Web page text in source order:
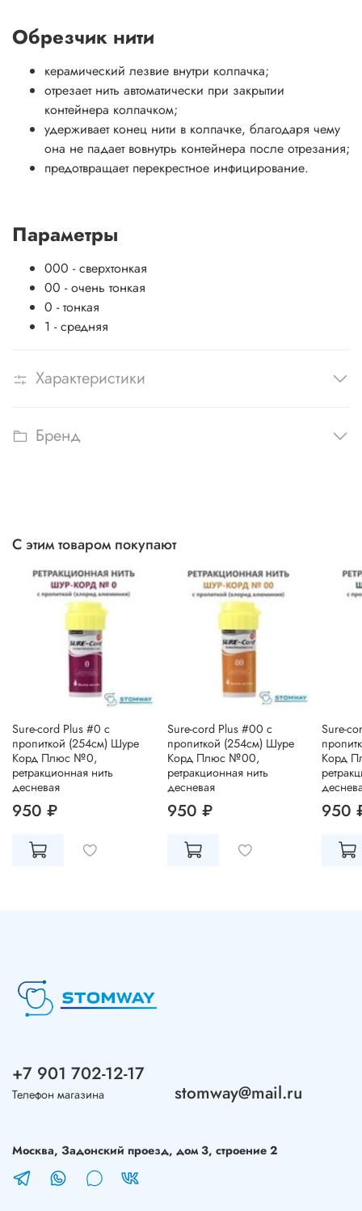
Обрезчик нити
керамический лезвие внутри колпачка;
отрезает нить автоматически при закрытии
контейнера колпачком;
удерживает конец нити в колпачке, благодаря чему
она не падает вовнутрь контейнера после отрезания;
предотвращает перекрестное инфицирование.
Параметры
000 - сверхтонкая
00 - очень тонкая
0 - тонкая
1 - средняя
Характеристики
Бренд
С этим товаром покупают
Sure-cord Plus #0 с
пропиткой (254см) Шуре
Корд Плюс №0,
ретракционная нить
десневая
950 ₽
Sure-cord Plus #00 с
пропиткой (254см) Шуре
Корд Плюс №00,
ретракционная нить
десневая
950 ₽
Sure-
Корд
950
+7 901 702-12-17
Телефон магазина stomway@mail.ru
Москва, Задонский проезд, дом 3, строение 2